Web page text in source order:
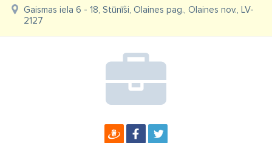
Gaismas iela 6 - 18, Stūnīši, Olaines pag., Olaines nov., LV-
2127